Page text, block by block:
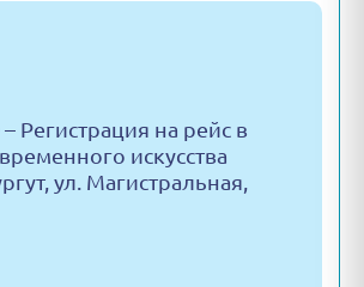
– Регистрация на рейс в
искусства
ул. Магистральная,